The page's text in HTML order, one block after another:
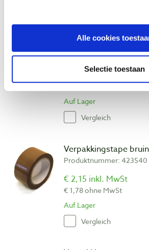
Alle cookies
Selectie toestaan
Produktnummer: 423447
€ 9,20 inkl. MwSt
€ 7,60 ohne MwSt
Auf Lager
Vergleich
Verpakkingstape
Produktnummer: 423540
€ 2,15 inkl. MwSt
€ 1,78 ohne MwSt
Auf Lager
Vergleich